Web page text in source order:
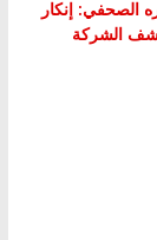
الصحفي: إنكار
الشركة